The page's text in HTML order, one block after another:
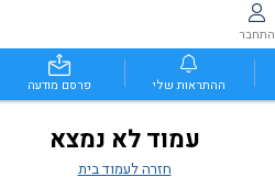
התחבר
ההתראות שלי פרסם מודעה
עמוד לא נמצא
חזרה לעמוד בית